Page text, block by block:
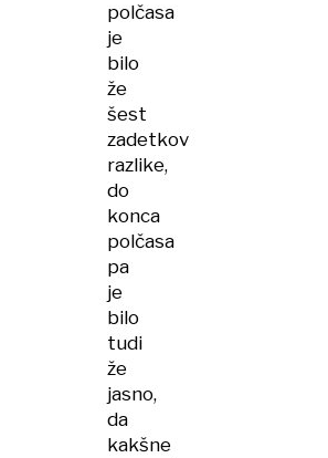
polčasa
je
bilo
že
šest
zadetkov
razlike,
do
konca
polčasa
pa
je
bilo
tudi
že
jasno,
da
kakšne